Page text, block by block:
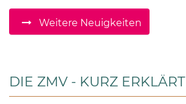
Weitere Neuigkeiten
DIE ZMV - KURZ ERKLÄRT